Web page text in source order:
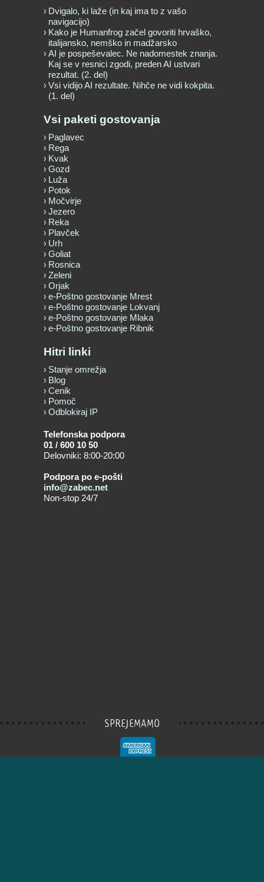
Dvigalo, ki laže (in kaj ima to z vašo
navigacijo)
Kako je Humanfrog začel govoriti hrvaško,
italijansko, nemško in madžarsko
AI je pospeševalec. Ne nadomestek znanja.
Kaj se v resnici zgodi, preden AI ustvari
rezultat. (2. del)
Vsi vidijo AI rezultate. Nihče ne vidi kokpita.
(1. del)
Vsi paketi gostovanja
Paglavec
Rega
Kvak
Gozd
Luža
Potok
Močvirje
Jezero
Reka
Plavček
Urh
Goliat
Rosnica
Zeleni
Orjak
e-Poštno gostovanje Mrest
e-Poštno gostovanje Lokvanj
e-Poštno gostovanje Mlaka
e-Poštno gostovanje Ribnik
Hitri linki
Stanje omrežja
Blog
Cenik
Pomoč
Odblokiraj IP
Telefonska podpora
01 / 600 10 50
Delovniki: 8:00-20:00
Podpora po e-pošti
info@zabec.net
Non-stop 24/7
SPREJEMAMO